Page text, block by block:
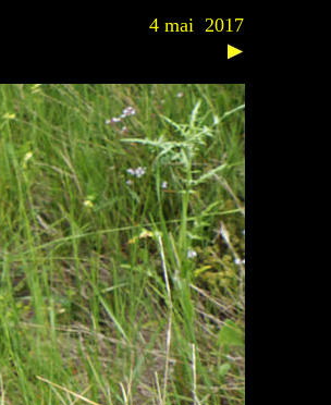
4 mai 2017